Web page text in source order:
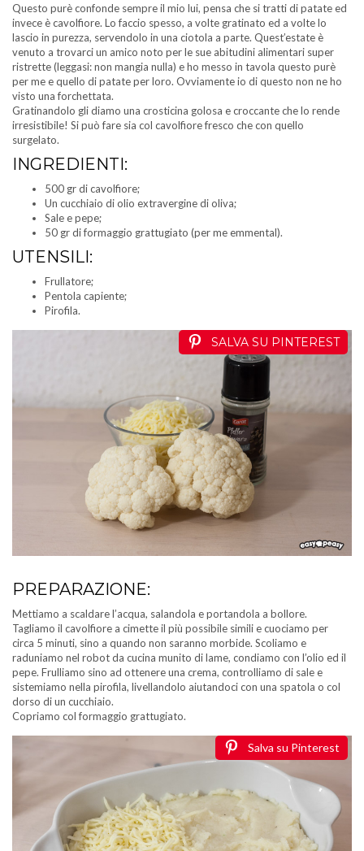
Questo purè confonde sempre il mio lui, pensa che si tratti di patate ed
invece è cavolfiore. Lo faccio spesso, a volte gratinato ed a volte lo
lascio in purezza, servendolo in una ciotola a parte. Quest’estate è
venuto a trovarci un amico noto per le sue abitudini alimentari super
ristrette (leggasi: non mangia nulla) e ho messo in tavola questo purè
per me e quello di patate per loro. Ovviamente io di questo non ne ho
visto una forchettata.
Gratinandolo gli diamo una crosticina golosa e croccante che lo rende
irresistibile! Si può fare sia col cavolfiore fresco che con quello
surgelato.
INGREDIENTI:
500 gr di cavolfiore;
Un cucchiaio di olio extravergine di oliva;
Sale e pepe;
50 gr di formaggio grattugiato (per me emmental).
UTENSILI:
Frullatore;
Pentola capiente;
Pirofila.
SALVA SU PINTEREST
PREPARAZIONE:
Mettiamo a scaldare l’acqua, salandola e portandola a bollore.
Tagliamo il cavolfiore a cimette il più possibile simili e cuociamo per
circa 5 minuti, sino a quando non saranno morbide. Scoliamo e
raduniamo nel robot da cucina munito di lame, condiamo con l’olio ed il
pepe. Frulliamo sino ad ottenere una crema, controlliamo di sale e
sistemiamo nella pirofila, livellandolo aiutandoci con una spatola o col
dorso di un cucchiaio.
Copriamo col formaggio grattugiato.
Salva su Pinterest